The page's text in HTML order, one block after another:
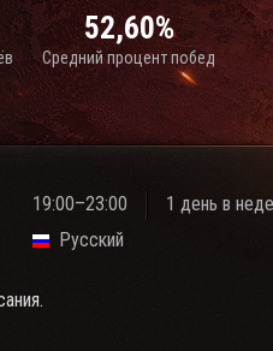
52,60%
Средний процент побед
19:00–23:00
1 день в
Русский